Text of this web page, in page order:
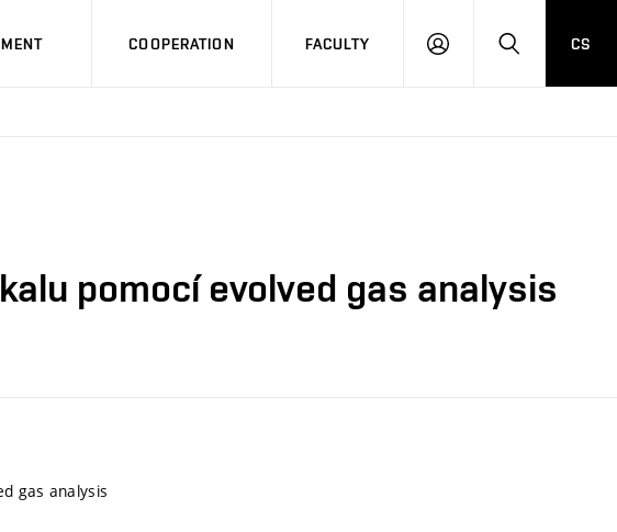
COOPERATION FACULTY
LOG
SEARCH
CS
pomocí evolved gas analysis
gas analysis